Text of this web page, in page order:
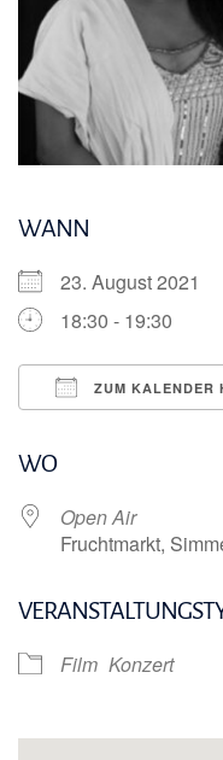
WANN
23. August 2021
18:30 - 19:30
ZUM KALENDER
WO
Open Air
Fruchtmarkt,
Film Konzert